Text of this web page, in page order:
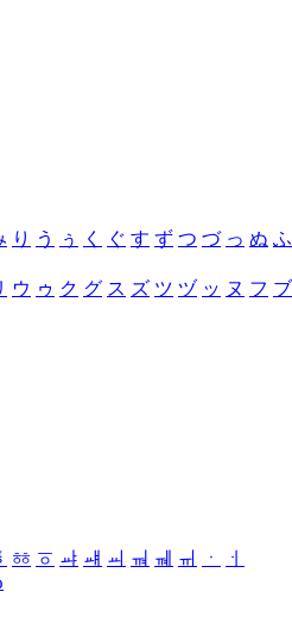
り う ぅ く ぐ す ず つ づ っ ぬ ふ
ウ ゥ ク グ ス ズ ツ ヅ ッ ヌ フ ブ
ㆅ ㆆ ㆇ ㆈ ㆉ ㆊ ㆋ ㆌ ㆍ
ㆎ